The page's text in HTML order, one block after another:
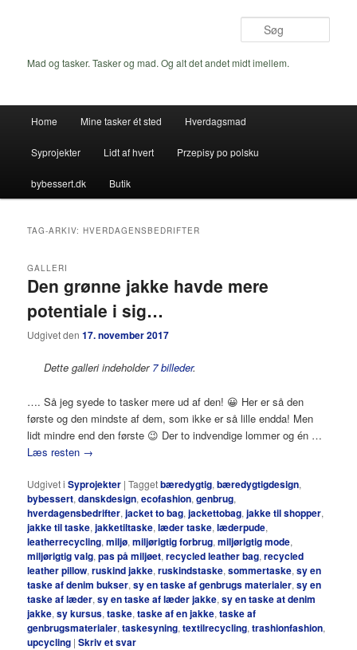
indhold
indholdMad og tasker. Tasker og mad. Og alt det andet midt imellem.
Home Mine tasker ét sted Hverdagsmad
Syprojekter Lidt af hvert Przepisy po polsku
bybessert.dk Butik
TAG-ARKIV:HVERDAGENSBEDRIFTER
Den grønne jakke havde mere
potentiale i sig…
GALLERI
Udgivet den17. november 2017
Dette galleri indeholder 7 billeder.
…. Så jeg syede to tasker mere ud af den! 😀 Her er så den
første og den mindste af dem, som ikke er så lille endda! Men
lidt mindre end den første 😉 Der to indvendige lommer og én …
Læs resten →
Udgivet i Syprojekter |Taggetbæredygtig,bæredygtigdesign,
bybessert,danskdesign,ecofashion,genbrug,
hverdagensbedrifter,jacket to bag,jackettobag,jakke til shopper,
jakke til taske,jakketiltaske,læder taske,læderpude,
leatherrecycling,miljø,miljørigtig forbrug,miljørigtig mode,
miljørigtig valg,pas på miljøet,recycled leather bag,recycled
leather pillow,ruskind jakke,ruskindstaske,sommertaske,sy en
taske af denim bukser,sy en taske af genbrugs materialer,sy en
taske af læder,sy en taske af læder jakke,sy en taske at denim
jakke,sy kursus,taske,taske af en jakke,taske af
genbrugsmaterialer,taskesyning,textilrecycling,trashionfashion,
upcycling |Skriv et svar